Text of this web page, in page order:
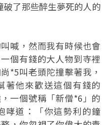
了那些醉生夢死的人的
喊，然而我有時候也會
個有錢的大人物到寺裡
*5叫老頭陀撞擊著我，
著他來歡送這個有錢的
一個號稱「新僧*6」的
哮道：「你這勢利的鐘